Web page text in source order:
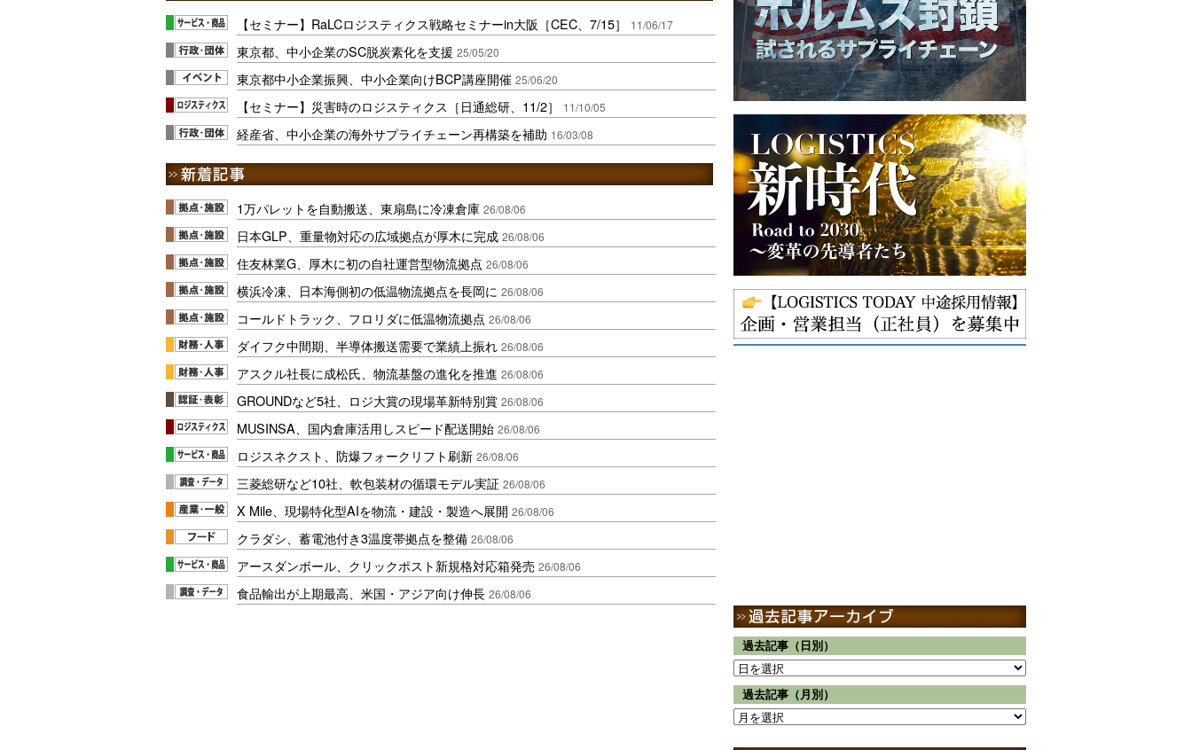
【セミナー】RaLCロジスティクス戦略セミナーin大阪［CEC、7/15］ 11/06/17
東京都、中小企業のSC脱炭素化を支援 25/05/20
東京都中小企業振興、中小企業向けBCP講座開催 25/06/20
【セミナー】災害時のロジスティクス［日通総研、11/2］ 11/10/05
経産省、中小企業の海外サプライチェーン再構築を補助 16/03/08
1万パレットを自動搬送、東扇島に冷凍倉庫 26/08/06
日本GLP、重量物対応の広域拠点が厚木に完成 26/08/06
住友林業G、厚木に初の自社運営型物流拠点 26/08/06
横浜冷凍、日本海側初の低温物流拠点を長岡に 26/08/06
コールドトラック、フロリダに低温物流拠点 26/08/06
ダイフク中間期、半導体搬送需要で業績上振れ 26/08/06
アスクル社長に成松氏、物流基盤の進化を推進 26/08/06
GROUNDなど5社、ロジ大賞の現場革新特別賞 26/08/06
MUSINSA、国内倉庫活用しスピード配送開始 26/08/06
ロジスネクスト、防爆フォークリフト刷新 26/08/06
三菱総研など10社、軟包装材の循環モデル実証 26/08/06
X Mile、現場特化型AIを物流・建設・製造へ展開 26/08/06
クラダシ、蓄電池付き3温度帯拠点を整備 26/08/06
アースダンボール、クリックポスト新規格対応箱発売 26/08/06
食品輸出が上期最高、米国・アジア向け伸長 26/08/06
過去記事（日別）
過去記事（月別）